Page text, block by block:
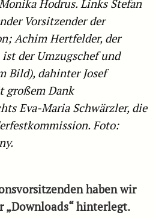
Hodrus. Links Stefan
Vorsitzender der
Achim Hertfelder, der
der Umzugschef und
Bild), dahinter Josef
großem Dank
Eva-Maria Schwärzler, die
Foto:
haben wir
„Downloads“ hinterlegt.